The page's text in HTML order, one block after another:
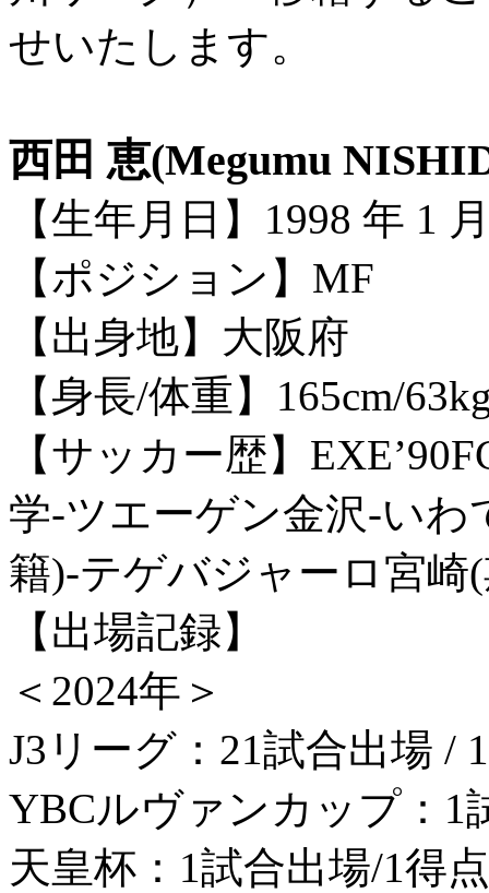
せいたします。
西田 恵(Megumu
【生年月日】1998 年 1
【ポジション】MF
【出身地】大阪府
【身長/体重】165cm/
【サッカー歴】
学-ツエーゲン金沢-い
籍)-テゲバジャーロ宮崎
【出場記録】
＜2024年＞
J3リーグ：21試合出場 /
YBCルヴァンカップ：1
天皇杯：1試合出場/1得点